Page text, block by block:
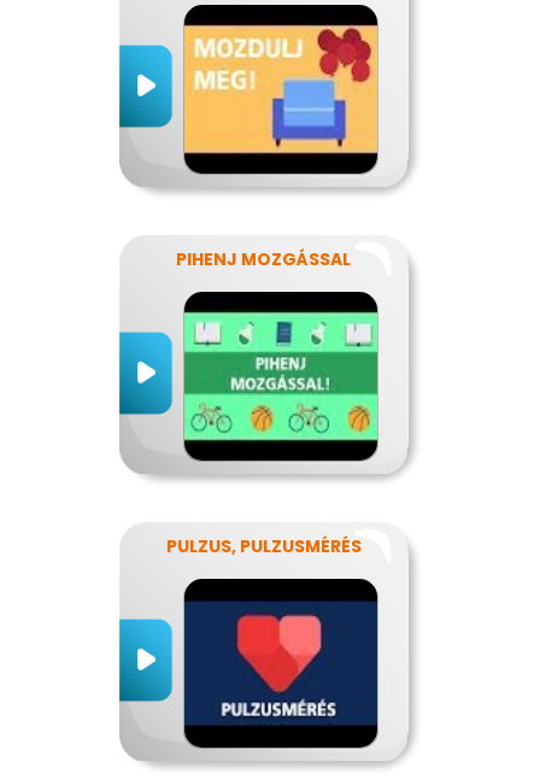
PIHENJ MOZGÁSSAL
PULZUS, PULZUSMÉRÉS